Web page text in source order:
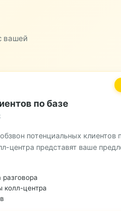
вашей
по базе
потенциальных клиентов
центра представят ваше
разговора
колл-центра